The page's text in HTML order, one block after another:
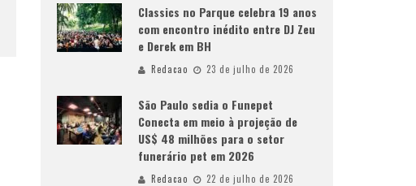
Classics no Parque celebra 19 anos
com encontro inédito entre DJ Zeu
e Derek em BH
Redacao 23 de julho de 2026
São Paulo sedia o Funepet
Conecta em meio à projeção de
US$ 48 milhões para o setor
funerário pet em 2026
Redacao 22 de julho de 2026